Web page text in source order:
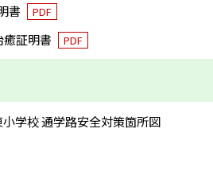
書 PDF
癒証明書 PDF
学校 通学路安全対策箇所図